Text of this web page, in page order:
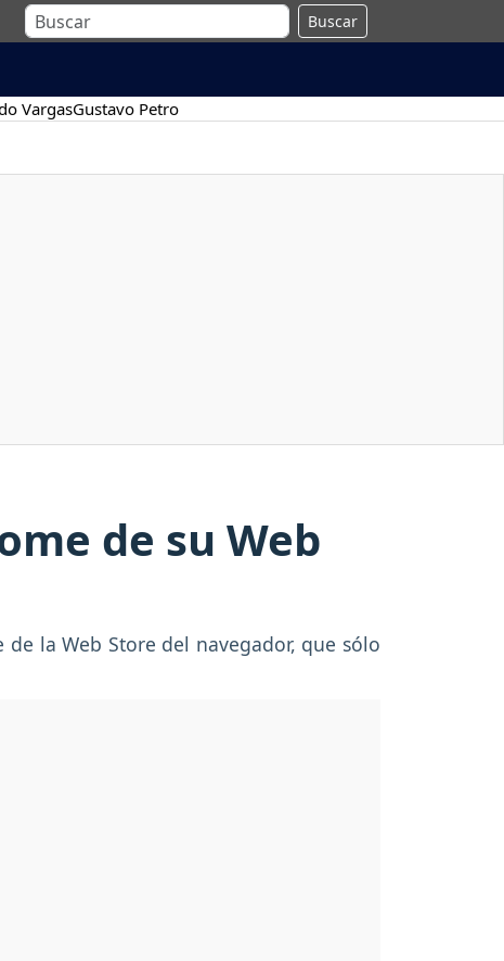
Buscar
VargasGustavo Petro
de su Web
la Web Store del navegador, que sólo